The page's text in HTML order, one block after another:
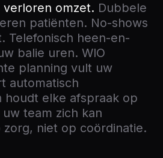
verloren omzet. Dubbele
patiënten. No-shows
Telefonisch heen-en-
balie uren. WIO
planning vult uw
automatisch
houdt elke afspraak op
team zich kan
niet op coördinatie.